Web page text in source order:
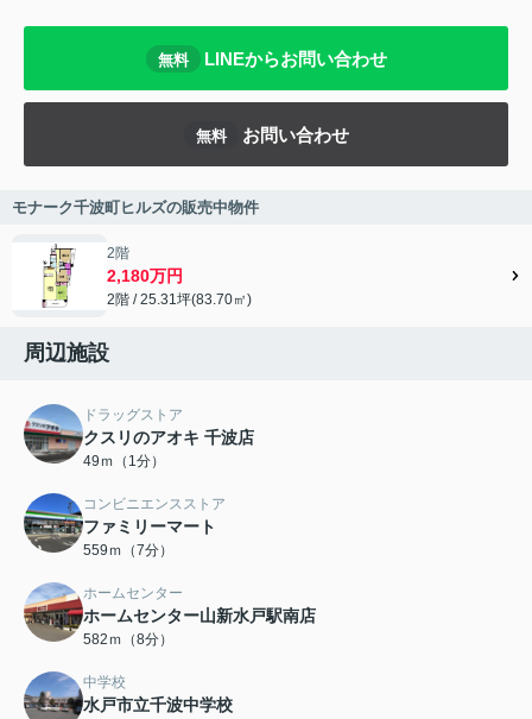
無料 LINEからお問い合わせ
無料 お問い合わせ
モナーク千波町ヒルズの販売中物件
2階
2,180万円
2階 / 25.31坪(83.70㎡)
周辺施設
ドラッグストア
クスリのアオキ 千波店
49ｍ（1分）
コンビニエンスストア
ファミリーマート
559ｍ（7分）
ホームセンター
ホームセンター山新水戸駅南店
582ｍ（8分）
中学校
水戸市立千波中学校